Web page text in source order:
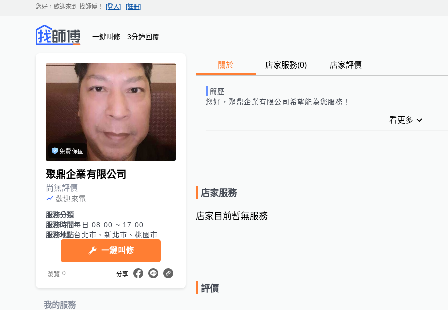
您好，歡迎來到 找師傅 ！ [登入] [註冊]
一鍵叫修 3分鐘回覆
免費保固
聚鼎企業有限公司
尚無評價
歡迎來電
服務分類
服務時間每日 08:00 ~ 17:00
服務地點台北市、新北市、桃園市
一鍵叫修
瀏覽 0 分享
我的服務
關於 店家服務(0) 店家評價
簡歷
您好， 聚鼎企業有限公司希望能為您服務！
看更多
店家服務
店家目前暫無服務
評價